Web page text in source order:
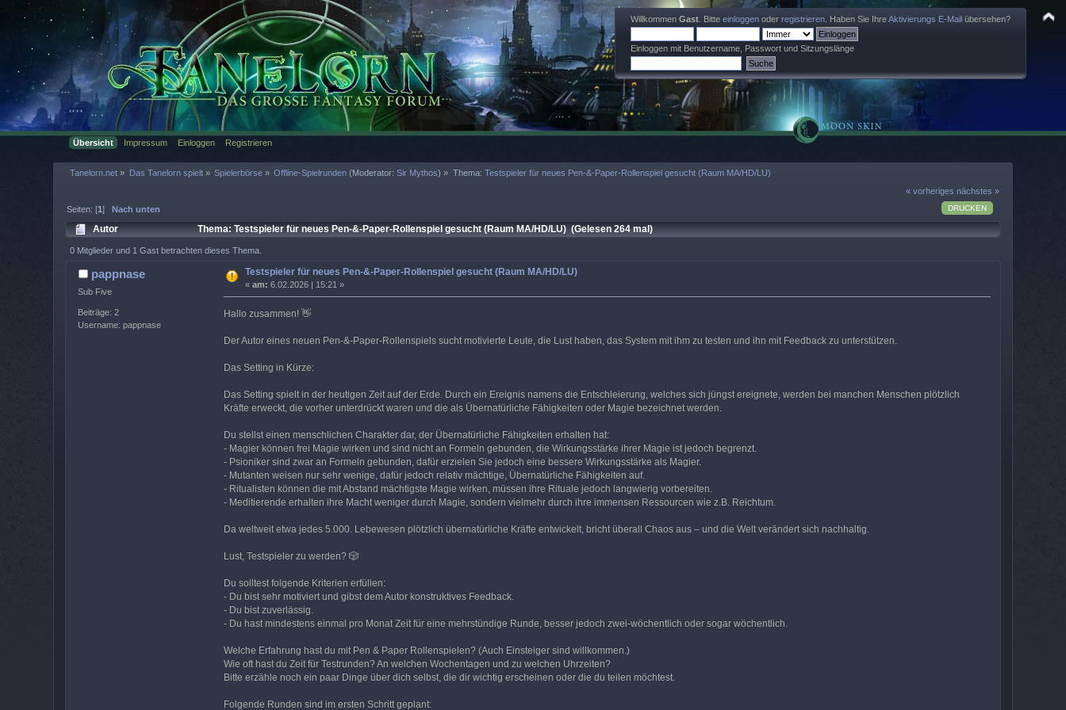
Willkommen Gast . Bitte einloggen oder registrieren . Haben Sie IhreAktivierungs E-Mail übersehen?
Einloggen mit Benutzername, Passwort und Sitzungslänge
Übersicht Impressum Einloggen Registrieren
Tanelorn.net » Das Tanelorn spielt» Spielerbörse » Offline-Spielrunden (Moderator:Sir Mythos) » Thema: Testspieler für neues Pen-&-Paper-Rollenspiel gesucht (Raum MA/HD/LU)
« vorheriges nächstes »
DRUCKEN
Seiten: [1]Nach unten
Autor Thema: Testspieler für neues Pen-&-Paper-Rollenspiel gesucht (Raum MA/HD/LU) (Gelesen 264 mal)
0 Mitglieder und 1 Gast betrachten dieses Thema.
pappnase
Sub Five
Beiträge: 2
Username: pappnase
Testspieler für neues Pen-&-Paper-Rollenspiel gesucht (Raum MA/HD/LU)
«am: 6.02.2026 | 15:21 »
Hallo zusammen! 👋
Der Autor eines neuen Pen-&-Paper-Rollenspiels sucht motivierte Leute, die Lust haben, das System mit ihm zu testen und ihn mit Feedback zu unterstützen.
Das Setting in Kürze:
Das Setting spielt in der heutigen Zeit auf der Erde. Durch ein Ereignis namens die Entschleierung, welches sich jüngst ereignete, werden bei manchen Menschen plötzlich
Kräfte erweckt, die vorher unterdrückt waren und die als Übernatürliche Fähigkeiten oder Magie bezeichnet werden.
Du stellst einen menschlichen Charakter dar, der Übernatürliche Fähigkeiten erhalten hat:
- Magier können frei Magie wirken und sind nicht an Formeln gebunden, die Wirkungsstärke ihrer Magie ist jedoch begrenzt.
- Psioniker sind zwar an Formeln gebunden, dafür erzielen Sie jedoch eine bessere Wirkungsstärke als Magier.
- Mutanten weisen nur sehr wenige, dafür jedoch relativ mächtige, Übernatürliche Fähigkeiten auf.
- Ritualisten können die mit Abstand mächtigste Magie wirken, müssen ihre Rituale jedoch langwierig vorbereiten.
- Meditierende erhalten ihre Macht weniger durch Magie, sondern vielmehr durch ihre immensen Ressourcen wie z.B. Reichtum.
Da weltweit etwa jedes 5.000. Lebewesen plötzlich übernatürliche Kräfte entwickelt, bricht überall Chaos aus – und die Welt verändert sich nachhaltig.
Lust, Testspieler zu werden? 🎲
Du solltest folgende Kriterien erfüllen:
- Du bist sehr motiviert und gibst dem Autor konstruktives Feedback.
- Du bist zuverlässig.
- Du hast mindestens einmal pro Monat Zeit für eine mehrstündige Runde, besser jedoch zwei-wöchentlich oder sogar wöchentlich.
Welche Erfahrung hast du mit Pen & Paper Rollenspielen? (Auch Einsteiger sind willkommen.)
Wie oft hast du Zeit für Testrunden? An welchen Wochentagen und zu welchen Uhrzeiten?
Bitte erzähle noch ein paar Dinge über dich selbst, die dir wichtig erscheinen oder die du teilen möchtest.
Folgende Runden sind im ersten Schritt geplant: